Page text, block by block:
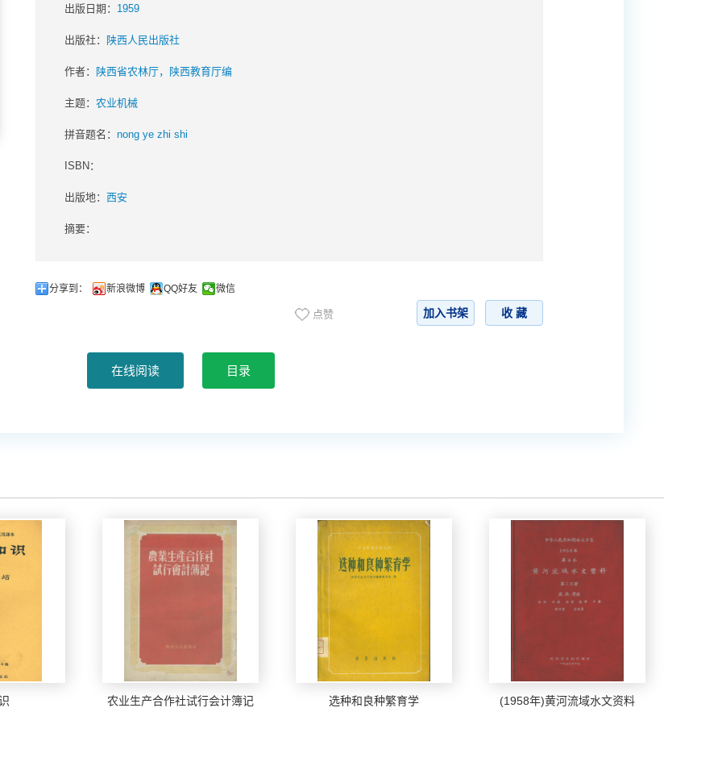
出版日期： 1959
出版社： 陕西人民出版社
作者： 陕西省农林厅，陕西教育厅编
主题： 农业机械
拼音题名： nong ye zhi shi
ISBN：
出版地： 西安
摘要：
分享到： 新浪微博 QQ好友 微信
加入书架 收 藏
点赞
农业生产合作社试行会计簿记 选种和良种繁育学 (1958年)黄河流域水文资料